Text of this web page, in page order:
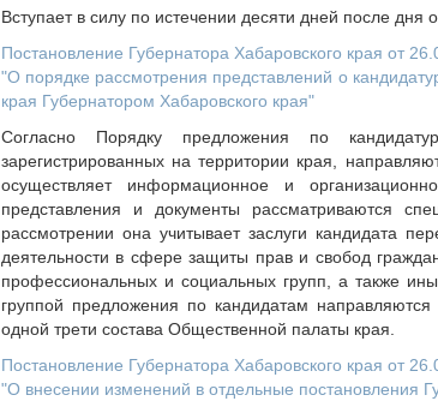
Вступает в силу по истечении десяти дней после дня
Постановление Губернатора Хабаровского края от
"О порядке рассмотрения представлений о
края Губернатором Хабаровского края"
Согласно Порядку предложения по
зарегистрированных на территории края,
осуществляет информационное и
представления и документы рассматриваются
рассмотрении она учитывает заслуги кандидата
деятельности в сфере защиты прав и свобод
профессиональных и социальных групп, а также
группой предложения по кандидатам
одной трети состава Общественной палаты края.
Постановление Губернатора Хабаровского края от
"О внесении изменений в отдельные постановления